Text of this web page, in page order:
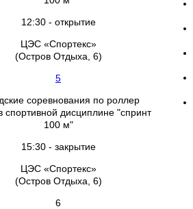
12:30 - открытие
ЦЭС «Спортекс»
(Остров Отдыха, 6)
5
соревнования по роллер
спортивной дисциплине "спринт
100 м"
15:30 - закрытие
ЦЭС «Спортекс»
(Остров Отдыха, 6)
6